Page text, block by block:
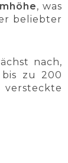
, was
beliebter
nach,
zu 200
versteckte